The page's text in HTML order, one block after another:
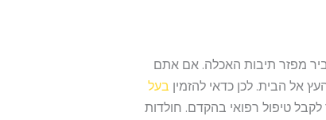
מפזר תיבות האכלה. אם אתם
אל הבית. לכן כדאי להזמין בעל
טיפול רפואי בהקדם. חולדות